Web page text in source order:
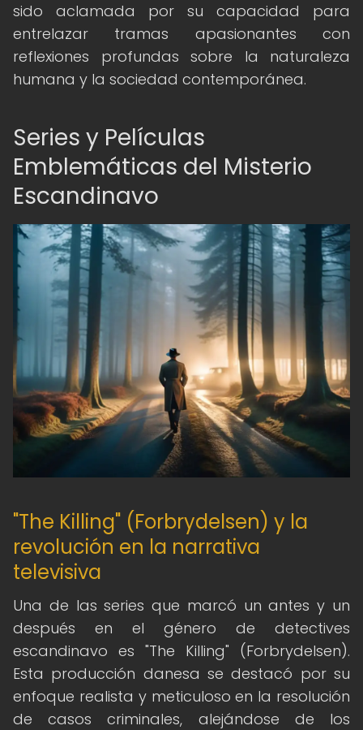
sido aclamada por su capacidad para
entrelazar tramas apasionantes con
reflexiones profundas sobre la naturaleza
humana y la sociedad contemporánea.
Series y Películas
Emblemáticas del Misterio
Escandinavo
"The Killing" (Forbrydelsen) y la
revolución en la narrativa
televisiva
Una de las series que marcó un antes y un
después en el género de detectives
escandinavo es "The Killing" (Forbrydelsen).
Esta producción danesa se destacó por su
enfoque realista y meticuloso en la resolución
de casos criminales, alejándose de los